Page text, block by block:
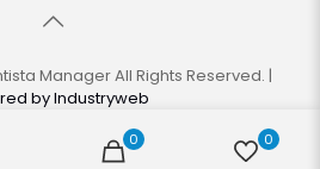
Manager All Rights Reserved. |
byIndustryweb
0 0